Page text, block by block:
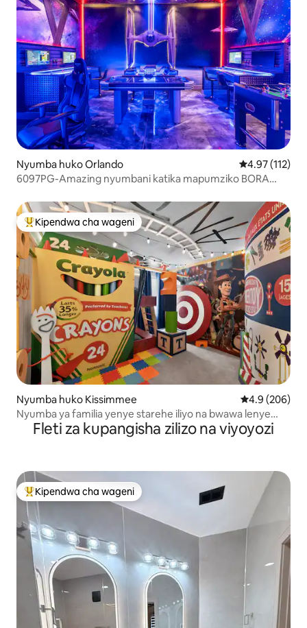
Nyumba huko Orlando Ukadiriaji wa
4.97 (112)
6097PG-Amazing nyumbani katika mapumziko BORA
Kipendwa maarufu cha wageni
Kipendwa cha wageni
Nyumba huko Kissimmee Ukadiriaji wa
4.9 (206)
Nyumba ya familia yenye starehe iliyo na bwawa lenye
joto dakika 15 kwenda Disney
Fleti za kupangisha zilizo na viyoyozi
Kipendwa maarufu cha wageni
Kipendwa cha wageni